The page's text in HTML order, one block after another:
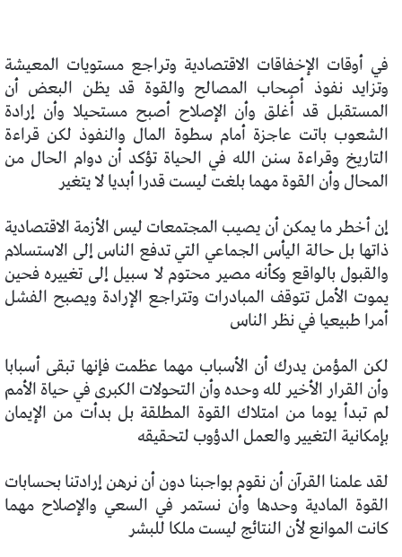
في أوقات الإخفاقات الاقتصادية وتراجع مستويات المعيشة
وتزايد نفوذ أصحاب المصالح والقوة قد يظن البعض أن
المستقبل قد أُغلق وأن الإصلاح أصبح مستحيلا وأن إرادة
الشعوب باتت عاجزة أمام سطوة المال والنفوذ لكن قراءة
التاريخ وقراءة سنن الله في الحياة تؤكد أن دوام الحال من
المحال وأن القوة مهما بلغت ليست قدرا أبديا لا يتغير
إن أخطر ما يمكن أن يصيب المجتمعات ليس الأزمة الاقتصادية
ذاتها بل حالة اليأس الجماعي التي تدفع الناس إلى الاستسلام
والقبول بالواقع وكأنه مصير محتوم لا سبيل إلى تغييره فحين
يموت الأمل تتوقف المبادرات وتتراجع الإرادة ويصبح الفشل
أمرا طبيعيا في نظر الناس
لكن المؤمن يدرك أن الأسباب مهما عظمت فإنها تبقى أسبابا
وأن القرار الأخير لله وحده وأن التحولات الكبرى في حياة الأمم
لم تبدأ يوما من امتلاك القوة المطلقة بل بدأت من الإيمان
بإمكانية التغيير والعمل الدؤوب لتحقيقه
لقد علمنا القرآن أن نقوم بواجبنا دون أن نرهن إرادتنا بحسابات
القوة المادية وحدها وأن نستمر في السعي والإصلاح مهما
كانت الموانع لأن النتائج ليست ملكا للبشر